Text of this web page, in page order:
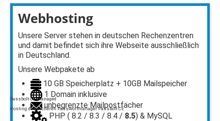
Passbolt CE managed
Hosting des sicheren Passwortmanager Passbolt CE
Webhosting
Unsere Server stehen in deutschen Rechenzentren
und damit befindet sich ihre Webseite ausschließlich
in Deutschland.
Unsere Webpakete ab
10 GB Speicherplatz + 10GB Mailspeicher
1 Domain inklusive
unbegrenzte Mailpostfächer
PHP ( 8.2 / 8.3 / 8.4 / 8.5) & MySQL